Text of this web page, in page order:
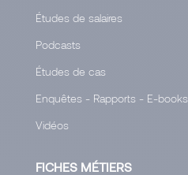
Études de salaires
Podcasts
Études de cas
Enquêtes - Rapports - E-books
Vidéos
FICHES MÉTIERS